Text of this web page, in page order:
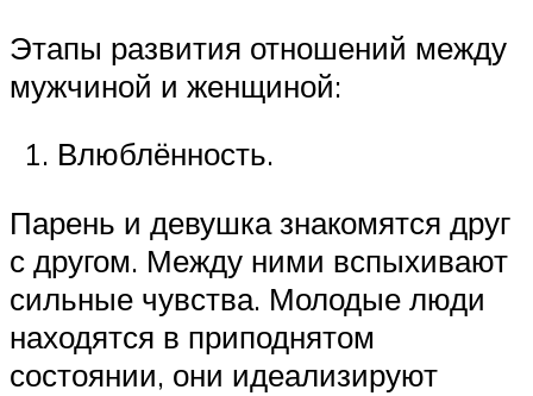
Этапы развития отношений между
мужчиной и женщиной:
Влюблённость.
Парень и девушка знакомятся друг
с другом. Между ними вспыхивают
сильные чувства. Молодые люди
находятся в приподнятом
состоянии, они идеализируют